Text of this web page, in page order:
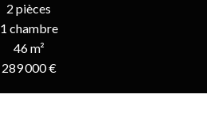
2 pièces
1 chambre
46 m²
289 000 €